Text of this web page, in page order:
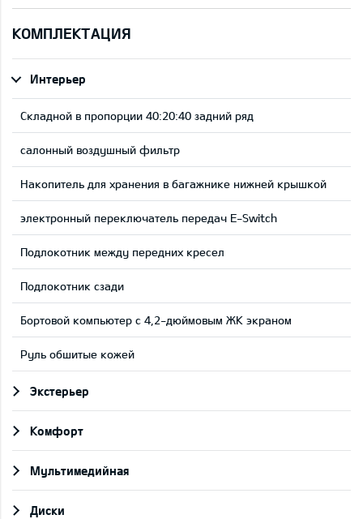
КОМПЛЕКТАЦИЯ
Интерьер
Складной в пропорции 40:20:40 задний ряд
салонный воздушный фильтр
Накопитель для хранения в багажнике нижней крышкой
электронный переключатель передач E-Switch
Подлокотник между передних кресел
Подлокотник сзади
Бортовой компьютер с 4,2-дюймовым ЖК экраном
Руль обшитые кожей
Экстерьер
Комфорт
Мультимедийная
Диски